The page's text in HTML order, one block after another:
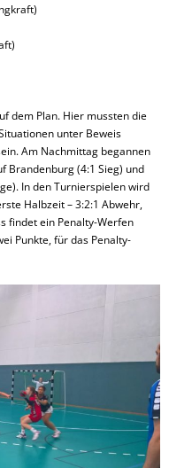
dem Plan. Hier mussten die
unter Beweis
Am Nachmittag begannen
Brandenburg (4:1 Sieg) und
In den Turnierspielen wird
Halbzeit – 3:2:1 Abwehr,
findet ein Penalty-Werfen
Punkte, für das Penalty-